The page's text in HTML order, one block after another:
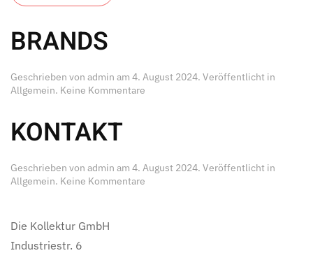
BRANDS
Geschrieben von admin am 4. August 2024. Veröffentlicht in
Allgemein. Keine Kommentare
KONTAKT
Geschrieben von admin am 4. August 2024. Veröffentlicht in
Allgemein. Keine Kommentare
Die Kollektur GmbH
Industriestr. 6